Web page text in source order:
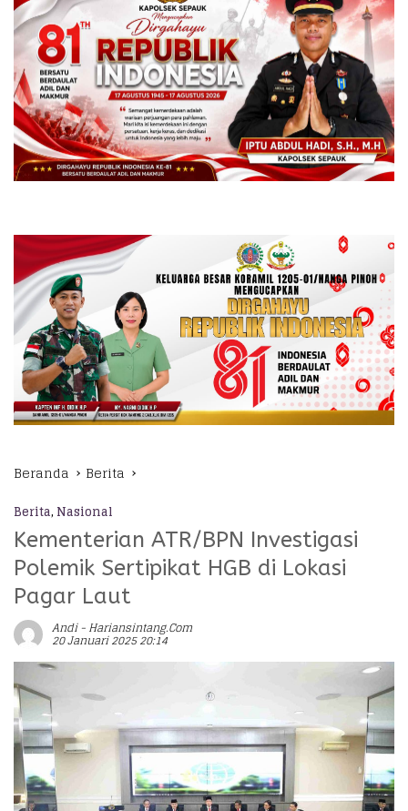
Beranda Berita
Berita, Nasional
Kementerian ATR/BPN Investigasi
Polemik Sertipikat HGB di Lokasi
Pagar Laut
Andi - Hariansintang.com
20 Januari 2025 20:14